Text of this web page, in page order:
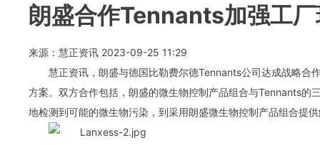
朗盛合作Tennants加强工
来源：慧正资讯 2023-09-25 11:29
慧正资讯， 朗盛与德国比勒费尔德Tennants公司达成战略合
方案。双方合作包括，朗盛的微生物控制产品组合与Tennants的
地检测到可能的微生物污染，到采用朗盛微生物控制产品组合提